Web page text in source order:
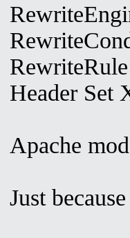
Header Set
Apache
Just